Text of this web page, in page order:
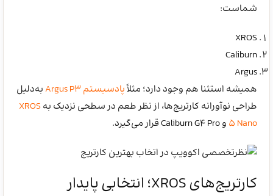
شماست:
XROS
Caliburn
Argus
همیشه استثنا هم وجود دارد؛ مثلاًپادسیستم Argus P3
به‌دلیل
طراحی نوآورانه کارتریج‌ها، از نظر طعم در سطحی نزدیک بهXROS
5 Nano و Caliburn G4 Pro قرار می‌گیرد.
کارتریج‌های XROS؛ انتخابی پایدار